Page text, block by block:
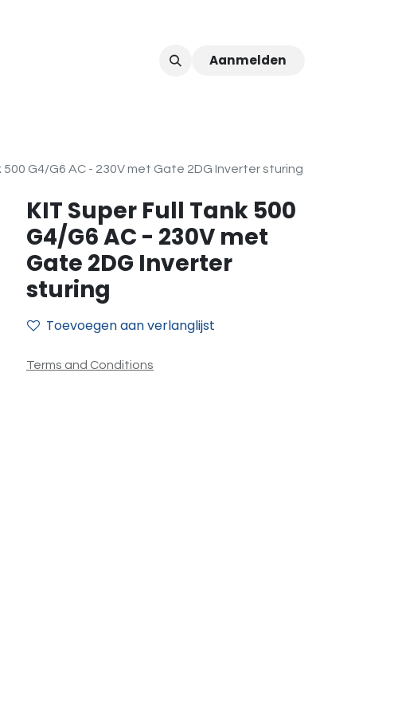
Aanmelden
500 G4/G6 AC - 230V met Gate 2DG Inverter sturing
KIT Super Full Tank 500
G4/G6 AC - 230V met
Gate 2DG Inverter
sturing
Toevoegen aan verlanglijst
Terms and Conditions